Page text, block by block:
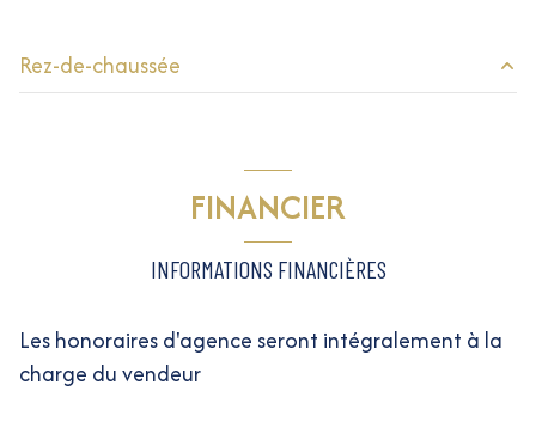
Rez-de-chaussée
chambre
23.05 m²
salle d'eau
FINANCIER
INFORMATIONS FINANCIÈRES
Les honoraires d'agence seront intégralement à la
charge du vendeur